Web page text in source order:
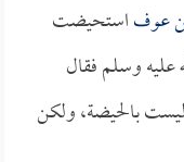
عوفاستحيضت
وسلم فقال
بالحيضة، ولكن